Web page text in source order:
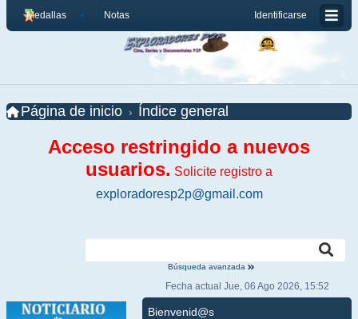
Identificarse
Medallas Notas
Página de inicio Índice general
Acceso restringido a nuevos
usuarios. Solicite registro a
exploradoresp2p@gmail.com
Búsqueda avanzada
Fecha actual Jue, 06 Ago 2026, 15:52
Bienvenid@s